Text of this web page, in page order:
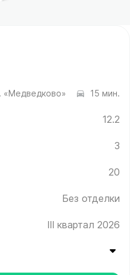
«Медведково» 15 мин.
12.2
3
20
Без отделки
III квартал 2026